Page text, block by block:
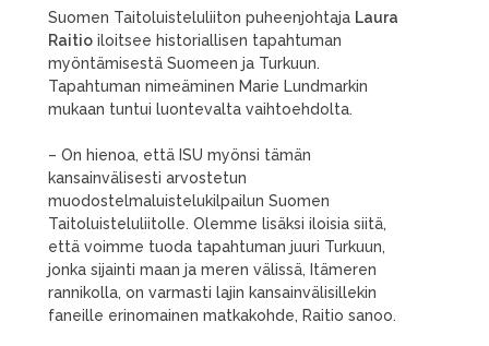
Suomen Taitoluisteluliiton puheenjohtaja Laura
Raitio iloitsee historiallisen tapahtuman
myöntämisestä Suomeen ja Turkuun.
Tapahtuman nimeäminen Marie Lundmarkin
mukaan tuntui luontevalta vaihtoehdolta.
– On hienoa, että ISU myönsi tämän
kansainvälisesti arvostetun
muodostelmaluistelukilpailun Suomen
Taitoluisteluliitolle. Olemme lisäksi iloisia siitä,
että voimme tuoda tapahtuman juuri Turkuun,
jonka sijainti maan ja meren välissä, Itämeren
rannikolla, on varmasti lajin kansainvälisillekin
faneille erinomainen matkakohde, Raitio sanoo.